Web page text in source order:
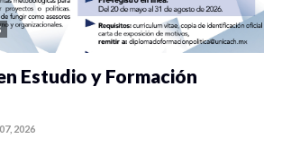
Estudio y Formación
2026